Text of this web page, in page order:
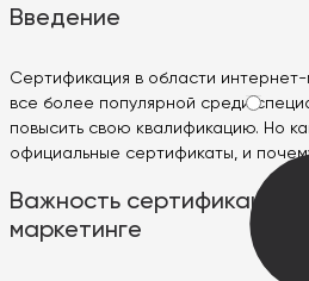
Введение
Сертификация в области интернет-
все более популярной среди
повысить свою квалификацию. Но
официальные сертификаты, и
Важность сертификации
маркетинге